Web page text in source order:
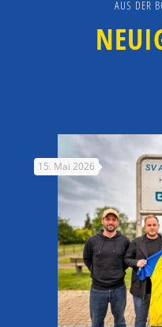
AUS DER
15. Mai 2026